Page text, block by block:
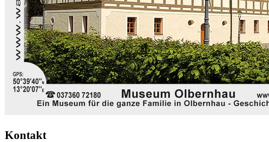
Kontakt